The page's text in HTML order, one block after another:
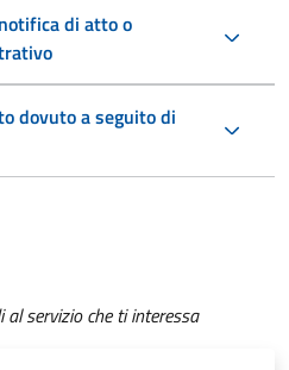
di atto o
dovuto a seguito di
al servizio che ti interessa